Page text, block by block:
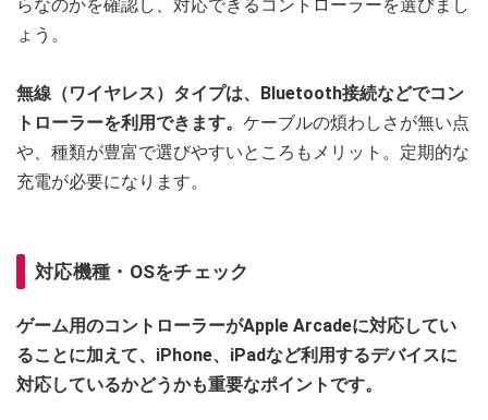
らなのかを確認し、対応できるコントローラーを選びまし
ょう。
無線（ワイヤレス）タイプは、Bluetooth接続などでコン
トローラーを利用できます。 ケーブルの煩わしさが無い点
や、種類が豊富で選びやすいところもメリット。定期的な
充電が必要になります。
対応機種・OSをチェック
ゲーム用のコントローラーがApple Arcadeに対応してい
ることに加えて、iPhone、iPadなど利用するデバイスに
対応しているかどうかも重要なポイントです。